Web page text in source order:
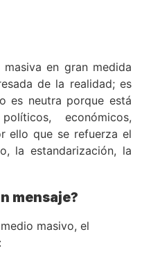
en gran medida
de la realidad; es
es neutra porque está
económicos,
ello que se refuerza el
la estandarización, la
mensaje?
masivo, el